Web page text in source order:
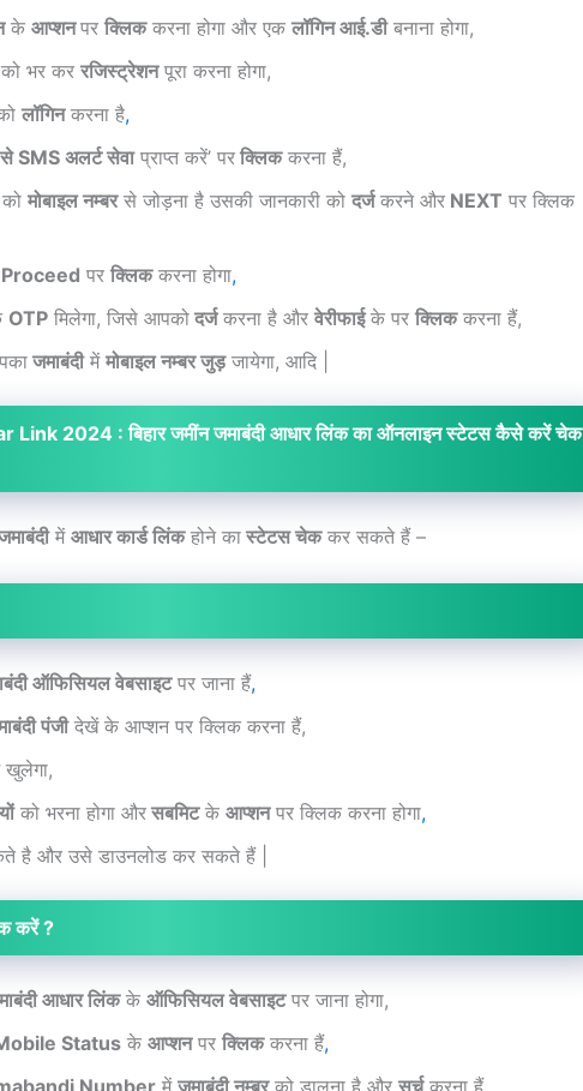
के आप्शनपर क्लिककरना होगा और एक लॉगिन आई.डीबनाना होगा,
भर कर रजिस्ट्रेशनपूरा करना होगा,
लॉगिनकरना है,
से SMS अलर्ट सेवाप्राप्त करें’ पर क्लिककरना हैं,
मोबाइल नम्बरसे जोड़ना है उसकी जानकारी को दर्जकरने और NEXT पर क्लिक
Proceed पर क्लिककरना होगा,
OTP मिलेगा, जिसे आपको दर्जकरना है और वेरीफाईके पर क्लिककरना हैं,
जमाबंदीमें मोबाइल नम्बर जुड़जायेगा, आदि |
2024 : बिहार जमींन जमाबंदी आधार लिंक का ऑनलाइन स्टेटस कैसे करें चेक
में आधार कार्ड लिंकहोने का स्टेटस चेककर सकते हैं –
ऑफिसियल वेबसाइटपर जाना हैं,
पंजीदेखें के आप्शन पर क्लिक करना हैं,
को भरना होगा और सबमिटके आप्शनपर क्लिक करना होगा,
है और उसे डाउनलोड कर सकते हैं |
करें ?
आधार लिंकके ऑफिसियल वेबसाइटपर जाना होगा,
Status के आप्शनपर क्लिककरना हैं,
Number में जमाबंदी नम्बरको डालना है और सर्चकरना हैं,